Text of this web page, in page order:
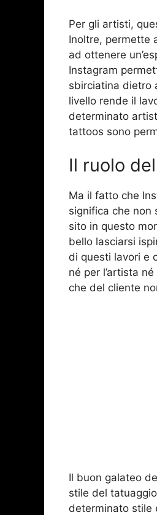
Per gli artisti,
Inoltre, permette
ad ottenere
Instagram
sbirciatina dietro
livello rende il
determinato
tattoos sono
Il ruolo
Ma il fatto che
significa che non
sito in questo
bello lasciarsi
di questi lavori e
né per l’artista
che del cliente
Il buon galateo
stile del
determinato stile